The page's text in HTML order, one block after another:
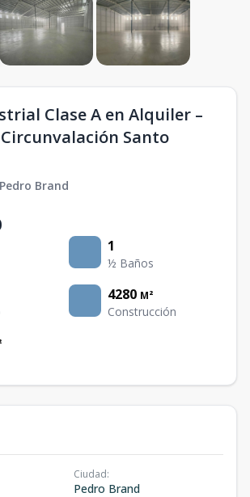
Clase A en Alquiler –
Santo
Pedro Brand
1
½ Baños
4280 M²
Construcción
Ciudad:
Pedro Brand